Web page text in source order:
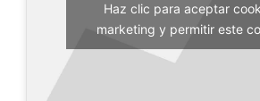
Haz clic para aceptar
marketing y permitir este